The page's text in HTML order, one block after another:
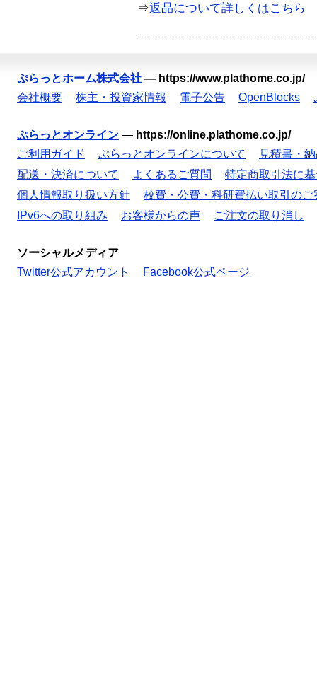
⇒返品について詳しくはこちら
ぷらっとホーム株式会社 — https://www.plathome.co.jp/
会社概要
株主・投資家情報 電子公告 OpenBlocks
ぷらっとオンライン — https://online.plathome.co.jp/
ご利用ガイド
ぷらっとオンラインについて
見積書・
配送・決済について
よくあるご質問
特定商取引法に
個人情報取り扱い方針
校費・公費・科研費払い取引のご
IPv6への取り組み
お客様からの声 ご注文の取り消し
ソーシャルメディア
Twitter公式アカウント
Facebook公式ページ